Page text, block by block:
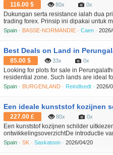
116.00 $ 80x 0x
Dukungan serta resistance ialah dua
trading forex. Prinsip ini dipakai untuk
pasar. Dalam artikel berikut, kita akan
Spain · BASSE-NORMANDIE · Caen ·
Best Deals on Land in
85.00 $ 33x 0x
Looking for plots for sale in
residential zone. Such lands are ideal
near essential amenities and daily
Spain · BURGENLAND · Reindlsedt · 2026/
Een ideale kunststof kozijnen
227.00 £ 80x 0x
Een kunststof kozijnen schilder
ontwikkelingsoverzichtDe introductie
renovatietechnieken, gedreven door
het e...
Spain · SK · Saskatoon · 2026/04/20